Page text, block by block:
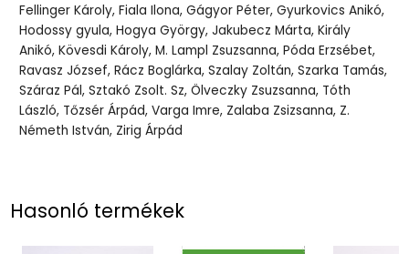
Fellinger Károly, Fiala Ilona, Gágyor Péter, Gyurkovics Anikó,
Hodossy gyula, Hogya György, Jakubecz Márta, Király
Anikó, Kövesdi Károly, M. Lampl Zsuzsanna, Póda Erzsébet,
Ravasz József, Rácz Boglárka, Szalay Zoltán, Szarka Tamás,
Száraz Pál, Sztakó Zsolt. Sz, Ölveczky Zsuzsanna, Tóth
László, Tőzsér Árpád, Varga Imre, Zalaba Zsizsanna, Z.
Németh István, Zirig Árpád
Hasonló termékek